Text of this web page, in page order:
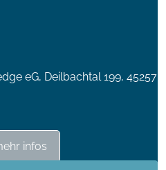
eG, Deilbachtal 199, 45257
infos